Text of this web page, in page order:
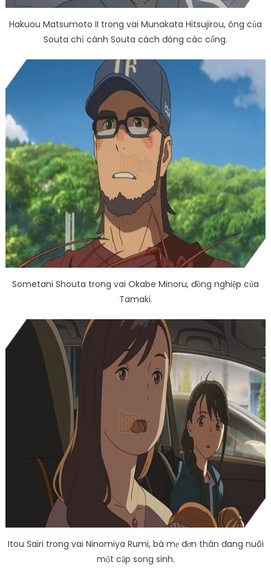
Hakuou Matsumoto II trong vai Munakata Hitsujirou, ông của
Souta chỉ cánh Souta cách đóng các cổng.
Sometani Shouta trong vai Okabe Minoru, đồng nghiệp của
Tamaki.
Itou Sairi trong vai Ninomiya Rumi, bà mẹ đơn thân đang nuôi
một cặp song sinh.